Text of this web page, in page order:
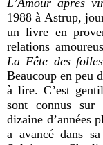
1988 à Astrup,
un livre en
relations
La Fête des folles
Beaucoup en peu
à lire. C’est
sont connus sur
dizaine d’années
a avancé dans